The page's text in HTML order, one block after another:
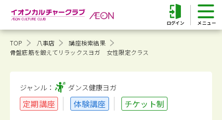
ログイン
TOP 八事店
講座検索結果
骨盤底筋を鍛えてリラックスヨガ 女性限定クラス
ジャンル： ダンス健康ヨガ
定期講座 体験講座 チケット制